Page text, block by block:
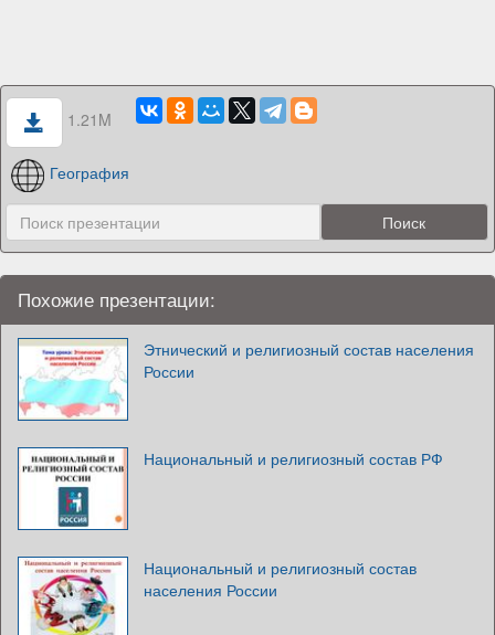
1.21M
География
Похожие презентации:
Этнический и религиозный состав населения
России
Национальный и религиозный состав РФ
Национальный и религиозный состав
населения России